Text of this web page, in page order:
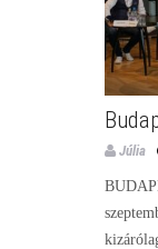
Júlia